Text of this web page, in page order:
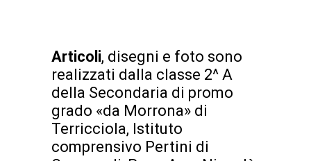
Articoli, disegni e foto sono
realizzati dalla classe 2^ A
della Secondaria di promo
grado «da Morrona» di
Terricciola, Istituto
comprensivo Pertini di